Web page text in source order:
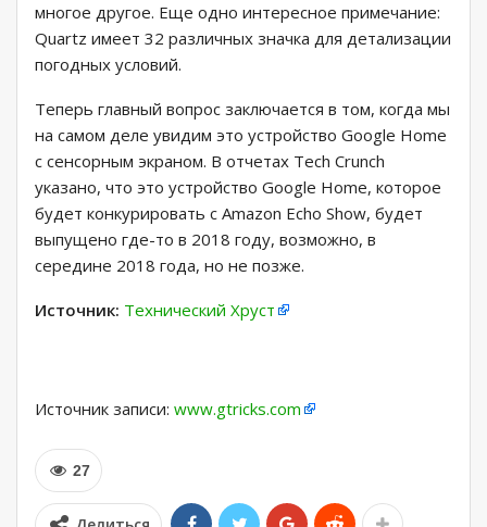
многое другое. Еще одно интересное примечание:
Quartz имеет 32 различных значка для детализации
погодных условий.
Теперь главный вопрос заключается в том, когда мы
на самом деле увидим это устройство Google Home
с сенсорным экраном. В отчетах Tech Crunch
указано, что это устройство Google Home, которое
будет конкурировать с Amazon Echo Show, будет
выпущено где-то в 2018 году, возможно, в
середине 2018 года, но не позже.
Источник: Технический Хруст
Источник записи: www.gtricks.com
27